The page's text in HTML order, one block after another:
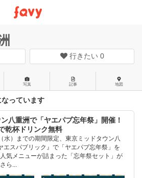
行きたい 0
写真 記事 地図
っています
八重洲で「ヤエパブ忘年祭」開催！
乾杯ドリンク無料
水）までの期間限定、東京ミッドタウン八
エスパブリック』で「ヤエパブ忘年祭」を
気メニューが詰まった「忘年祭セット」が
ら...